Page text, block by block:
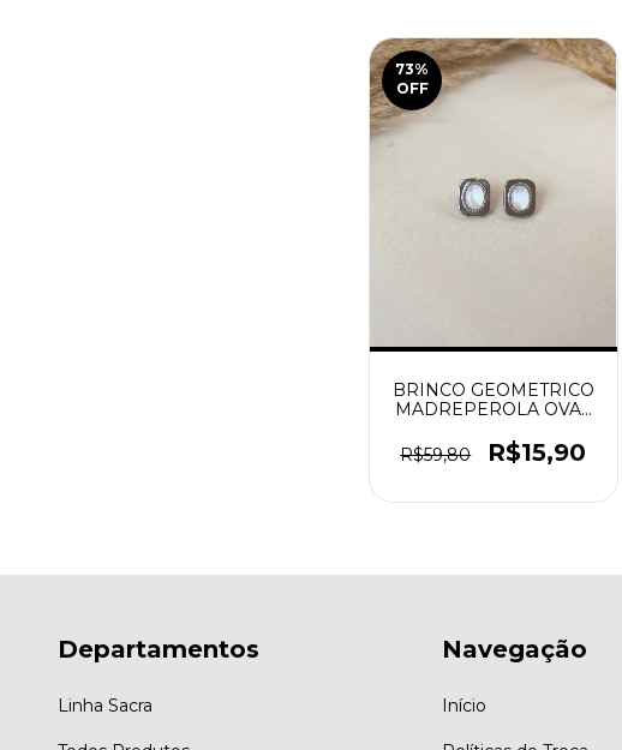
73%
OFF
BRINCO GEOMETRICO
MADREPEROLA OVAL
R$59,80
R$15,90
Departamentos
Linha Sacra
Navegação
Início